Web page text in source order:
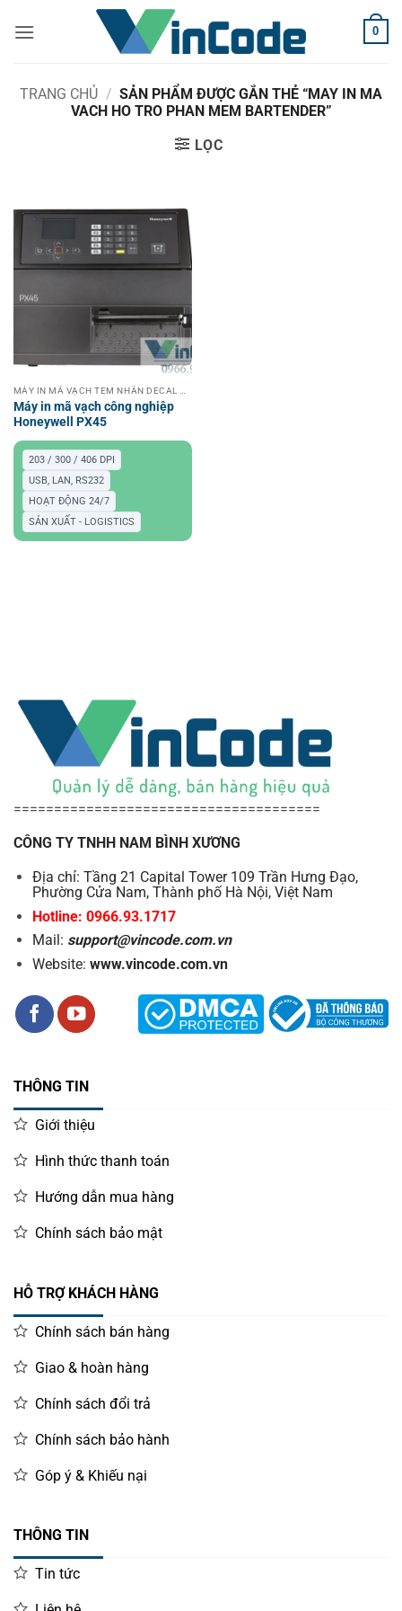
qua
0
TRANG CHỦ / SẢN PHẨM ĐƯỢC GẮN THẺ “MAY IN MA
VACH HO TRO PHAN MEM BARTENDER”
LỌC
Máy in mã vạch công nghiệp
Honeywell PX45
203 / 300 / 406 DPI
USB, LAN, RS232
HOẠT ĐỘNG 24/7
SẢN XUẤT - LOGISTICS
======================================
CÔNG TY TNHH NAM BÌNH XƯƠNG
Địa chỉ: Tầng 21 Capital Tower 109 Trần Hưng Đạo,
Phường Cửa Nam, Thành phố Hà Nội, Việt Nam
Hotline: 0966.93.1717
Mail: support@vincode.com.vn
Website: www.vincode.com.vn
THÔNG TIN
Giới thiệu
Hình thức thanh toán
Hướng dẫn mua hàng
Chính sách bảo mật
HỖ TRỢ KHÁCH HÀNG
Chính sách bán hàng
Giao & hoàn hàng
Chính sách đổi trả
Chính sách bảo hành
Góp ý & Khiếu nại
THÔNG TIN
Tin tức